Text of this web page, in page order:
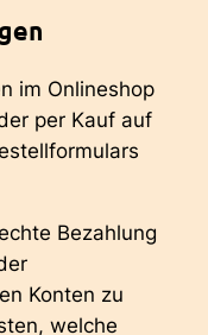
im Onlineshop
per Kauf auf
Bezahlung
Konten zu
welche